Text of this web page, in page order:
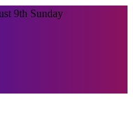
9th Sunday